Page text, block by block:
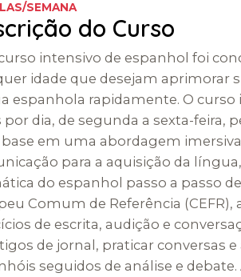
SEMANA
do Curso
intensivo de espanhol foi
idade que desejam aprimorar
espanhola rapidamente. O
por dia, de segunda a sexta-feira,
em uma abordagem
para a aquisição da
do espanhol passo a passo
Comum de Referência
de escrita, audição e
de jornal, praticar conversas
seguidos de análise e